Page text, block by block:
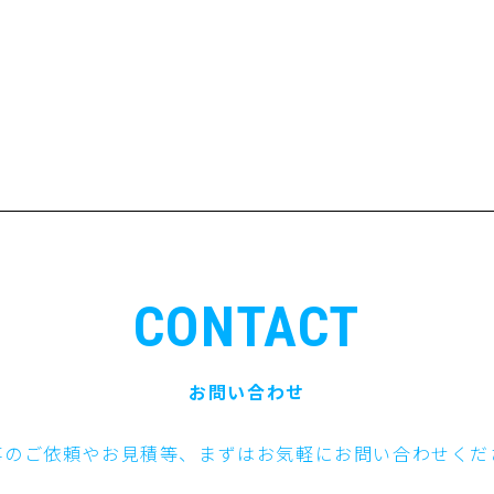
CONTACT
お問い合わせ
ご依頼やお見積等、まずはお気軽にお問い合わせく